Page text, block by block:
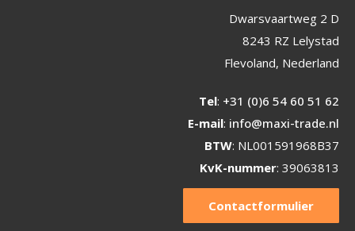
Dwarsvaartweg 2 D
8243 RZ Lelystad
Flevoland, Nederland
Tel: +31 (0)6 54 60 51 62
E-mail: info@maxi-trade.nl
BTW: NL001591968B37
KvK-nummer: 39063813
Contactformulier